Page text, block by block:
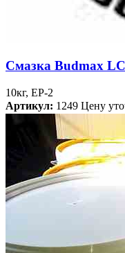
Смазка Budmax
10кг, EP-2
Артикул: 1249 Цену